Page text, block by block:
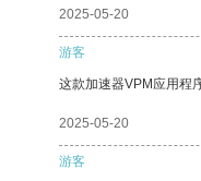
2025-05-20
游客
这款加速器VPM应用程
2025-05-20
游客